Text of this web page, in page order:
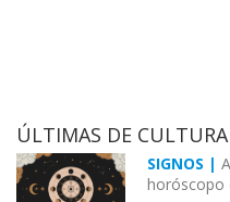
ÚLTIMAS DE
SIGNOS |
horóscopo